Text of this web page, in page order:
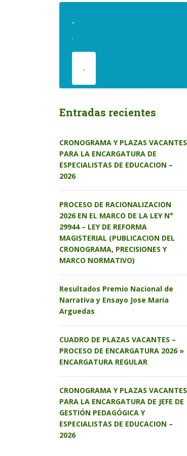
.
.
.
Entradas recientes
CRONOGRAMA Y PLAZAS VACANTES
PARA LA ENCARGATURA DE
ESPECIALISTAS DE EDUCACION –
2026
PROCESO DE RACIONALIZACION
2026 EN EL MARCO DE LA LEY N°
29944 – LEY DE REFORMA
MAGISTERIAL (PUBLICACION DEL
CRONOGRAMA, PRECISIONES Y
MARCO NORMATIVO)
Resultados Premio Nacional de
Narrativa y Ensayo Jose Maria
Arguedas
CUADRO DE PLAZAS VACANTES –
PROCESO DE ENCARGATURA 2026 »
ENCARGATURA REGULAR
CRONOGRAMA Y PLAZAS VACANTES
PARA LA ENCARGATURA DE JEFE DE
GESTIÓN PEDAGÓGICA Y
ESPECIALISTAS DE EDUCACION –
2026